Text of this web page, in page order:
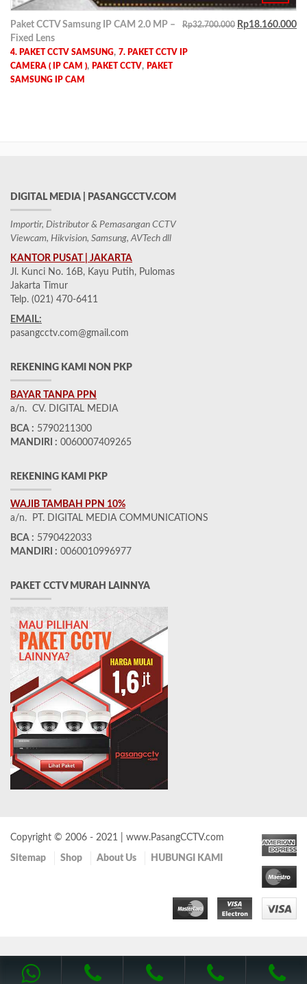
Rp32.700.000 Rp18.160.000
Paket CCTV Samsung IP CAM 2.0 MP –
Fixed Lens
4. PAKET CCTV SAMSUNG, 7. PAKET CCTV IP
CAMERA ( IP CAM ), PAKET CCTV, PAKET
SAMSUNG IP CAM
DIGITAL MEDIA | PASANGCCTV.COM
Importir, Distributor & Pemasangan CCTV
Viewcam, Hikvision, Samsung, AVTech dll
KANTOR PUSAT | JAKARTA
Jl. Kunci No. 16B, Kayu Putih, Pulomas
Jakarta Timur
Telp. (021) 470-6411
EMAIL:
pasangcctv.com@gmail.com
REKENING KAMI NON PKP
BAYAR TANPA PPN
a/n. CV. DIGITAL MEDIA
BCA : 5790211300
MANDIRI : 0060007409265
REKENING KAMI PKP
WAJIB TAMBAH PPN 10%
a/n. PT. DIGITAL MEDIA COMMUNICATIONS
BCA : 5790422033
MANDIRI : 0060010996977
PAKET CCTV MURAH LAINNYA
Copyright © 2006 - 2021 | www.PasangCCTV.com
Sitemap Shop About Us HUBUNGI KAMI